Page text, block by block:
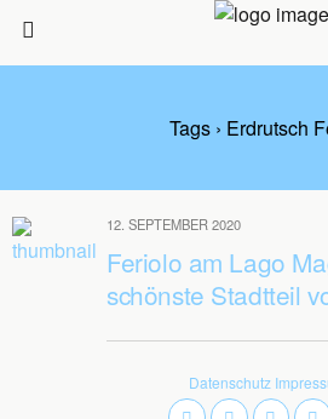
Tags › Erdrutsch
12. SEPTEMBER 2020
Feriolo am Lago
schönste Stadtteil
Datenschutz